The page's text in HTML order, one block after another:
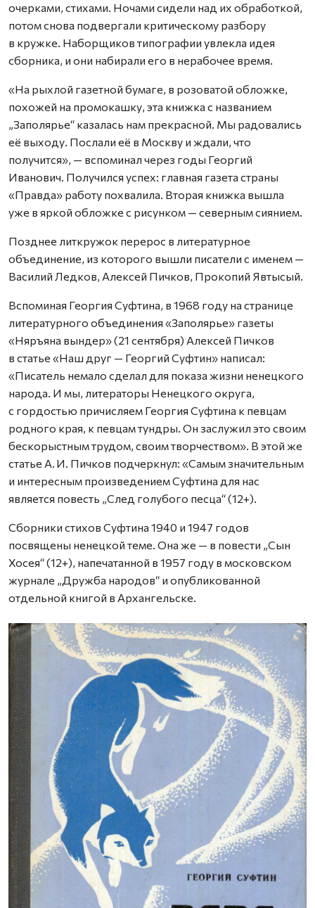
очерками, стихами. Ночами сидели над их обработкой,
потом снова подвергали критическому разбору
в кружке. Наборщиков типографии увлекла идея
сборника, и они набирали его в нерабочее время.
«На рыхлой газетной бумаге, в розоватой обложке,
похожей на промокашку, эта книжка с названием
„Заполярье“ казалась нам прекрасной. Мы радовались
её выходу. Послали её в Москву и ждали, что
получится», — вспоминал через годы Георгий
Иванович. Получился успех: главная газета страны
«Правда» работу похвалила. Вторая книжка вышла
уже в яркой обложке с рисунком — северным сиянием.
Позднее литкружок перерос в литературное
объединение, из которого вышли писатели с именем —
Василий Ледков, Алексей Пичков, Прокопий Явтысый.
Вспоминая Георгия Суфтина, в 1968 году на странице
литературного объединения «Заполярье» газеты
«Няръяна вындер» (21 сентября) Алексей Пичков
в статье «Наш друг — Георгий Суфтин» написал:
«Писатель немало сделал для показа жизни ненецкого
народа. И мы, литераторы Ненецкого округа,
с гордостью причисляем Георгия Суфтина к певцам
родного края, к певцам тундры. Он заслужил это своим
бескорыстным трудом, своим творчеством». В этой же
статье А. И. Пичков подчеркнул: «Самым значительным
и интересным произведением Суфтина для нас
является повесть „След голубого песца“ (12+).
Сборники стихов Суфтина 1940 и 1947 годов
посвящены ненецкой теме. Она же — в повести „Сын
Хосея“ (12+), напечатанной в 1957 году в московском
журнале „Дружба народов“ и опубликованной
отдельной книгой в Архангельске.